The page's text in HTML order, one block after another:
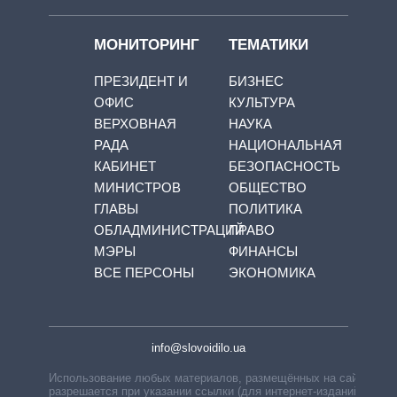
МОНИТОРИНГ
ПРЕЗИДЕНТ И
ОФИС
ВЕРХОВНАЯ
РАДА
КАБИНЕТ
МИНИСТРОВ
ГЛАВЫ
ОБЛАДМИНИСТРАЦИЙ
МЭРЫ
ВСЕ ПЕРСОНЫ
ТЕМАТИКИ
БИЗНЕС
КУЛЬТУРА
НАУКА
НАЦИОНАЛЬНАЯ
БЕЗОПАСНОСТЬ
ОБЩЕСТВО
ПОЛИТИКА
ПРАВО
ФИНАНСЫ
ЭКОНОМИКА
info@slovoidilo.ua
Использование любых материалов, размещённых на сайте,
разрешается при указании ссылки (для интернет-изданий —